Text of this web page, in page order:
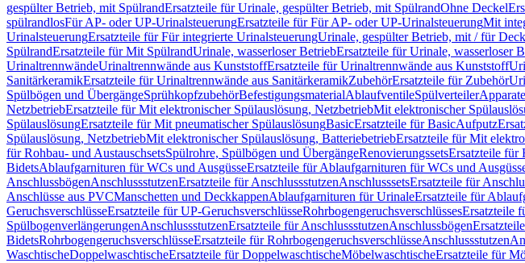
gespülter Betrieb, mit SpülrandErsatzteile für Urinale, gespülter Betrieb, mit SpülrandOhne Deckel
spülrandlosFür AP- oder UP-UrinalsteuerungErsatzteile für Für AP- oder UP-UrinalsteuerungMit
UrinalsteuerungErsatzteile für Für integrierte UrinalsteuerungUrinale, gespülter Betrieb, mit / für
SpülrandErsatzteile für Mit SpülrandUrinale, wasserloser BetriebErsatzteile für Urinale, wasserloser
UrinaltrennwändeUrinaltrennwände aus KunststoffErsatzteile für Urinaltrennwände aus Kunststoff
SanitärkeramikErsatzteile für Urinaltrennwände aus SanitärkeramikZubehörErsatzteile für Zubehör
Spülbögen und ÜbergängeSprühkopfzubehörBefestigungsmaterialAblaufventileSpülverteiler
NetzbetriebErsatzteile für Mit elektronischer Spülauslösung, NetzbetriebMit elektronischer
SpülauslösungErsatzteile für Mit pneumatischer SpülauslösungBasicErsatzteile für BasicAufputz
Spülauslösung, NetzbetriebMit elektronischer Spülauslösung, BatteriebetriebErsatzteile für Mit
für Rohbau- und AustauschsetsSpülrohre, Spülbögen und ÜbergängeRenovierungssetsErsatzteile für
BidetsAblaufgarnituren für WCs und AusgüsseErsatzteile für Ablaufgarnituren für WCs und
AnschlussbögenAnschlussstutzenErsatzteile für AnschlussstutzenAnschlusssetsErsatzteile für
Anschlüsse aus PVCManschetten und DeckkappenAblaufgarnituren für UrinaleErsatzteile für
GeruchsverschlüsseErsatzteile für UP-GeruchsverschlüsseRohrbogengeruchsverschlüssesErsatzteile
SpülbogenverlängerungenAnschlussstutzenErsatzteile für AnschlussstutzenAnschlussbögen
BidetsRohrbogengeruchsverschlüsseErsatzteile für RohrbogengeruchsverschlüsseAnschlussstutzen
WaschtischeDoppelwaschtischeErsatzteile für DoppelwaschtischeMöbelwaschtischeErsatzteile für